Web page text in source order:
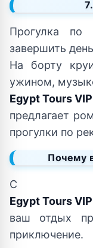
Прогулка
завершить
На борту
ужином,
Egypt Tours VIP
предлагает
прогулки по
Почему
С
Egypt Tours VIP
ваш отдых
приключение.